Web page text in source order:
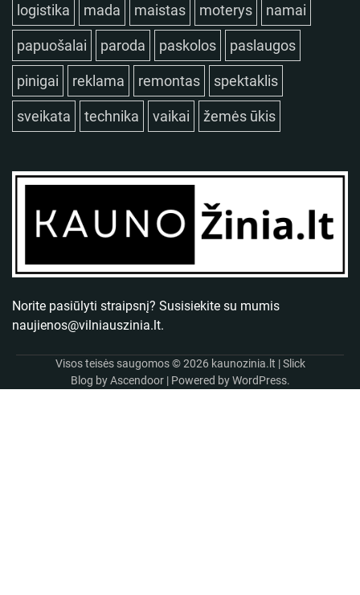
logistika mada maistas moterys namai
papuošalai paroda paskolos paslaugos
pinigai reklama remontas spektaklis
sveikata technika vaikai žemės ūkis
Norite pasiūlyti straipsnį? Susisiekite su mumis
naujienos@vilniauszinia.lt.
Visos teisės saugomos © 2026 kaunozinia.lt | Slick
Blog byAscendoor| Powered byWordPress.